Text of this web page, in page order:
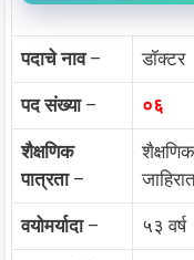
पदाचे नाव– डॉक्टर
पद संख्या– ०६
शैक्षणिक
पात्रता–
वयोमर्यादा– ५३ वर्ष